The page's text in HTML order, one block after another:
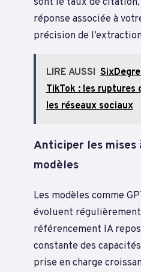
réponse associée à
précision de
LIRE AUSSI
TikTok : les
les réseaux sociaux
Anticiper les mises
modèles
Les modèles comme
évoluent
référencement IA
constante des
prise en charge